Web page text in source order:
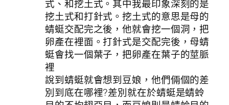
式、和挖土式。其中我最印象深刻的是
挖土式和打針式。挖土式的意思是母的
蜻蜓交配完之後，他就會挖一個洞，把
卵產在裡面。打針式是交配完後，母蜻
蜓會找一個葉子，把卵產在葉子的莖脈
裡
說到蜻蜓就會想到豆娘，他們倆個的差
別到底在哪裡?差別就在於蜻蜓是蜻蛉